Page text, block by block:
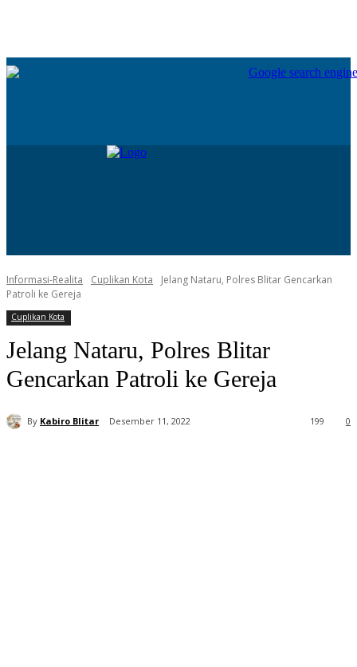
Informasi-Realita Cuplikan Kota
Jelang Nataru, Polres Blitar Gencarkan
Patroli ke Gereja
Cuplikan Kota
Jelang Nataru, Polres Blitar
Gencarkan Patroli ke Gereja
By Kabiro Blitar Desember 11, 2022 0
199